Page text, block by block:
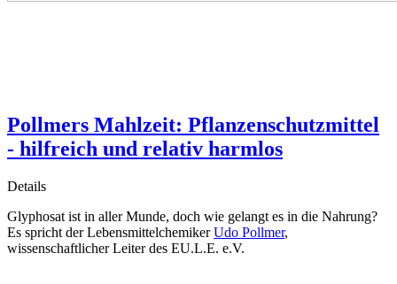
Pollmers Mahlzeit: Pflanzenschutzmittel
- hilfreich und relativ harmlos
Details
Glyphosat ist in aller Munde, doch wie gelangt es in die Nahrung?
Es spricht der LebensmittelchemikerUdo Pollmer,
wissenschaftlicher Leiter des EU.L.E. e.V.